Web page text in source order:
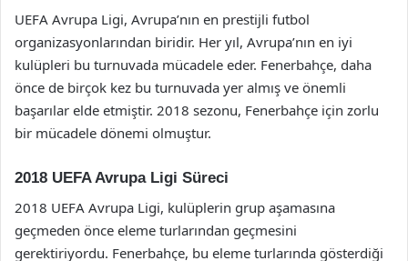
UEFA Avrupa Ligi, Avrupa’nın en prestijli futbol
organizasyonlarından biridir. Her yıl, Avrupa’nın en iyi
kulüpleri bu turnuvada mücadele eder. Fenerbahçe, daha
önce de birçok kez bu turnuvada yer almış ve önemli
başarılar elde etmiştir. 2018 sezonu, Fenerbahçe için zorlu
bir mücadele dönemi olmuştur.
2018 UEFA Avrupa Ligi Süreci
2018 UEFA Avrupa Ligi, kulüplerin grup aşamasına
geçmeden önce eleme turlarından geçmesini
gerektiriyordu. Fenerbahçe, bu eleme turlarında gösterdiği